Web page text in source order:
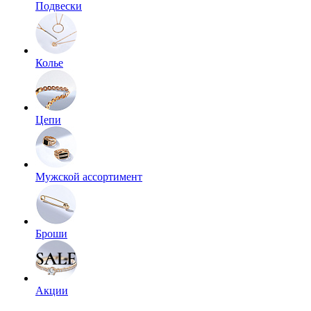
Подвески
Колье
Цепи
Мужской ассортимент
Броши
Акции